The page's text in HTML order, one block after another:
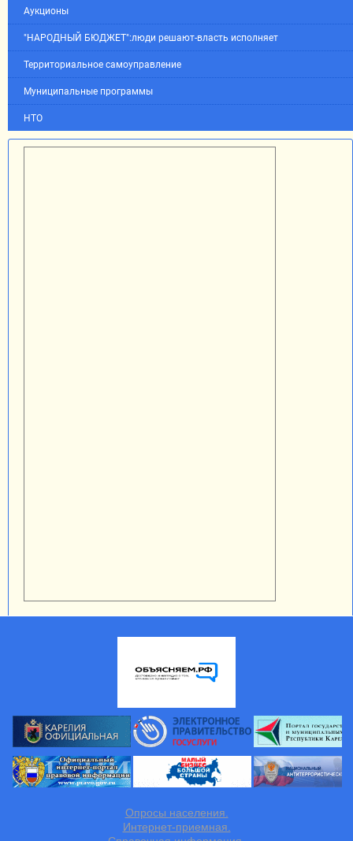
Аукционы
"НАРОДНЫЙ БЮДЖЕТ":люди решают-власть исполняет
Территориальное самоуправление
Муниципальные программы
НТО
Опросы населения.
Интернет-приемная.